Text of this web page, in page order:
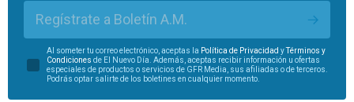
Regístrate a Boletín A.M.
Al someter tu correo electrónico, aceptas la Política de Privacidad yTérminos y
Condiciones de El Nuevo Día. Además, aceptas recibir información u ofertas
especiales de productos o servicios de GFR Media, sus afiliadas o de terceros.
Podrás optar salirte de los boletines en cualquier momento.